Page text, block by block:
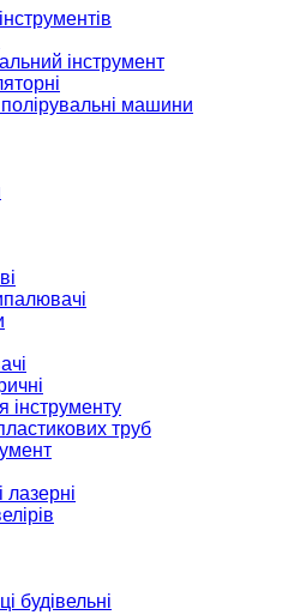
інструмент
машини
інструменту
труб
лазерні
будівельні